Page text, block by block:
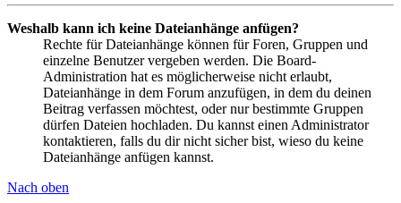
Weshalb kann ich keine Dateianhänge anfügen?
Rechte für Dateianhänge können für Foren, Gruppen und
einzelne Benutzer vergeben werden. Die Board-
Administration hat es möglicherweise nicht erlaubt,
Dateianhänge in dem Forum anzufügen, in dem du deinen
Beitrag verfassen möchtest, oder nur bestimmte Gruppen
dürfen Dateien hochladen. Du kannst einen Administrator
kontaktieren, falls du dir nicht sicher bist, wieso du keine
Dateianhänge anfügen kannst.
Nach oben